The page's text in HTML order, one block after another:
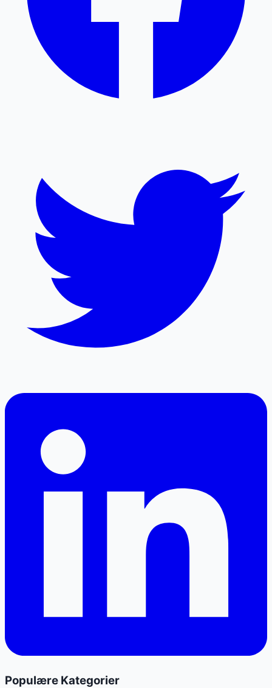
Populære Kategorier